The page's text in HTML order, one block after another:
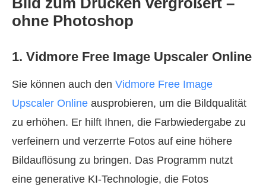
ohne Photoshop
1. Vidmore Free Image Upscaler Online
Sie können auch den Vidmore Free Image
Upscaler Online ausprobieren, um die Bildqualität
zu erhöhen. Er hilft Ihnen, die Farbwiedergabe zu
verfeinern und verzerrte Fotos auf eine höhere
Bildauflösung zu bringen. Das Programm nutzt
eine generative KI-Technologie, die Fotos